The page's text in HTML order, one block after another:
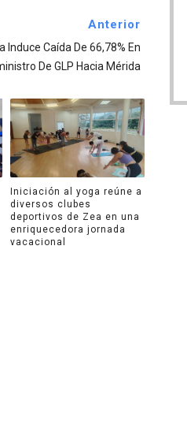
Anterior
Induce Caída De 66,78% En
De GLP Hacia Mérida
Iniciación al yoga reúne a
diversos clubes
deportivos de Zea en una
enriquecedora jornada
vacacional